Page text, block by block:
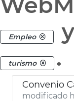
Empleo
turismo .
modificado